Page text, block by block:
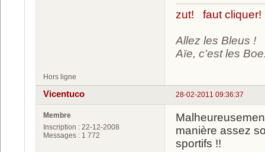
zut! faut cliquer!
Allez les Bleus !
Aïe, c'est les
Hors ligne
28-02-2011 09:36:37
Vicentuco
Membre
Inscription : 22-12-2008
Messages : 1 772
manière assez
sportifs !!